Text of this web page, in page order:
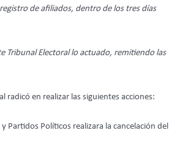
de afiliados, dentro de los tres días
Tribunal Electoral lo actuado, remitiendo las
en realizar las siguientes acciones:
Partidos Políticos realizara la cancelación del